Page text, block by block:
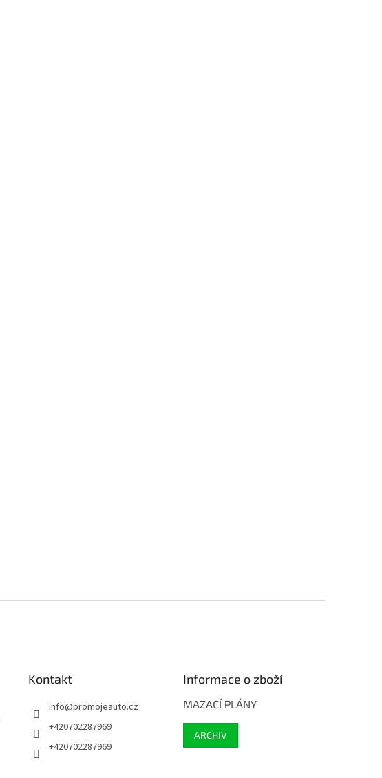
Kontakt
info@promojeauto.cz
+420702287969
+420702287969
Informace o zboží
MAZACÍ PLÁNY
ARCHIV